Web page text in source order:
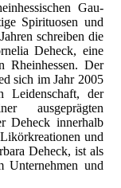
Gau-
Spirituosen und
schreiben die
Deheck, eine
Rheinhessen. Der
sich im Jahr 2005
Leidenschaft, der
ausgeprägten
Deheck innerhalb
und
Deheck, ist als
Unternehmen und